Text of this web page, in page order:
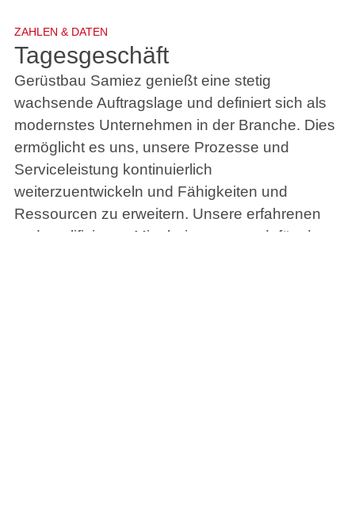
ZAHLEN & DATEN
Tagesgeschäft
Gerüstbau Samiez genießt eine stetig
wachsende Auftragslage und definiert sich als
modernstes Unternehmen in der Branche. Dies
ermöglicht es uns, unsere Prozesse und
Serviceleistung kontinuierlich
weiterzuentwickeln und Fähigkeiten und
Ressourcen zu erweitern. Unsere erfahrenen
und qualifizierten Mitarbeiter sorgen dafür, dass